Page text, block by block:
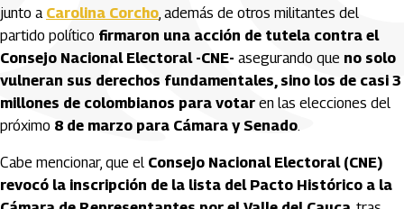
junto a Carolina Corcho, además de otros militantes del
partido político firmaron una acción de tutela contra el
Consejo Nacional Electoral -CNE- asegurando que no solo
vulneran sus derechos fundamentales, sino los de casi 3
millones de colombianos para votar en las elecciones del
próximo 8 de marzo para Cámara y Senado.
Cabe mencionar, que el Consejo Nacional Electoral (CNE)
revocó la inscripción de la lista del Pacto Histórico a la